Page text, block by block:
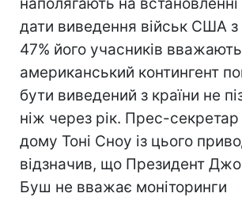
дати виведення військ США з
47% його учасників
американський контингент
бути виведений з країни не
ніж через рік. Прес-секретар
дому Тоні Сноу із цього
відзначив, що Президент
Буш не вважає моніторинги